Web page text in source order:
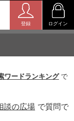
登録 ログイン
ワードランキングで
談の広場 で質問で